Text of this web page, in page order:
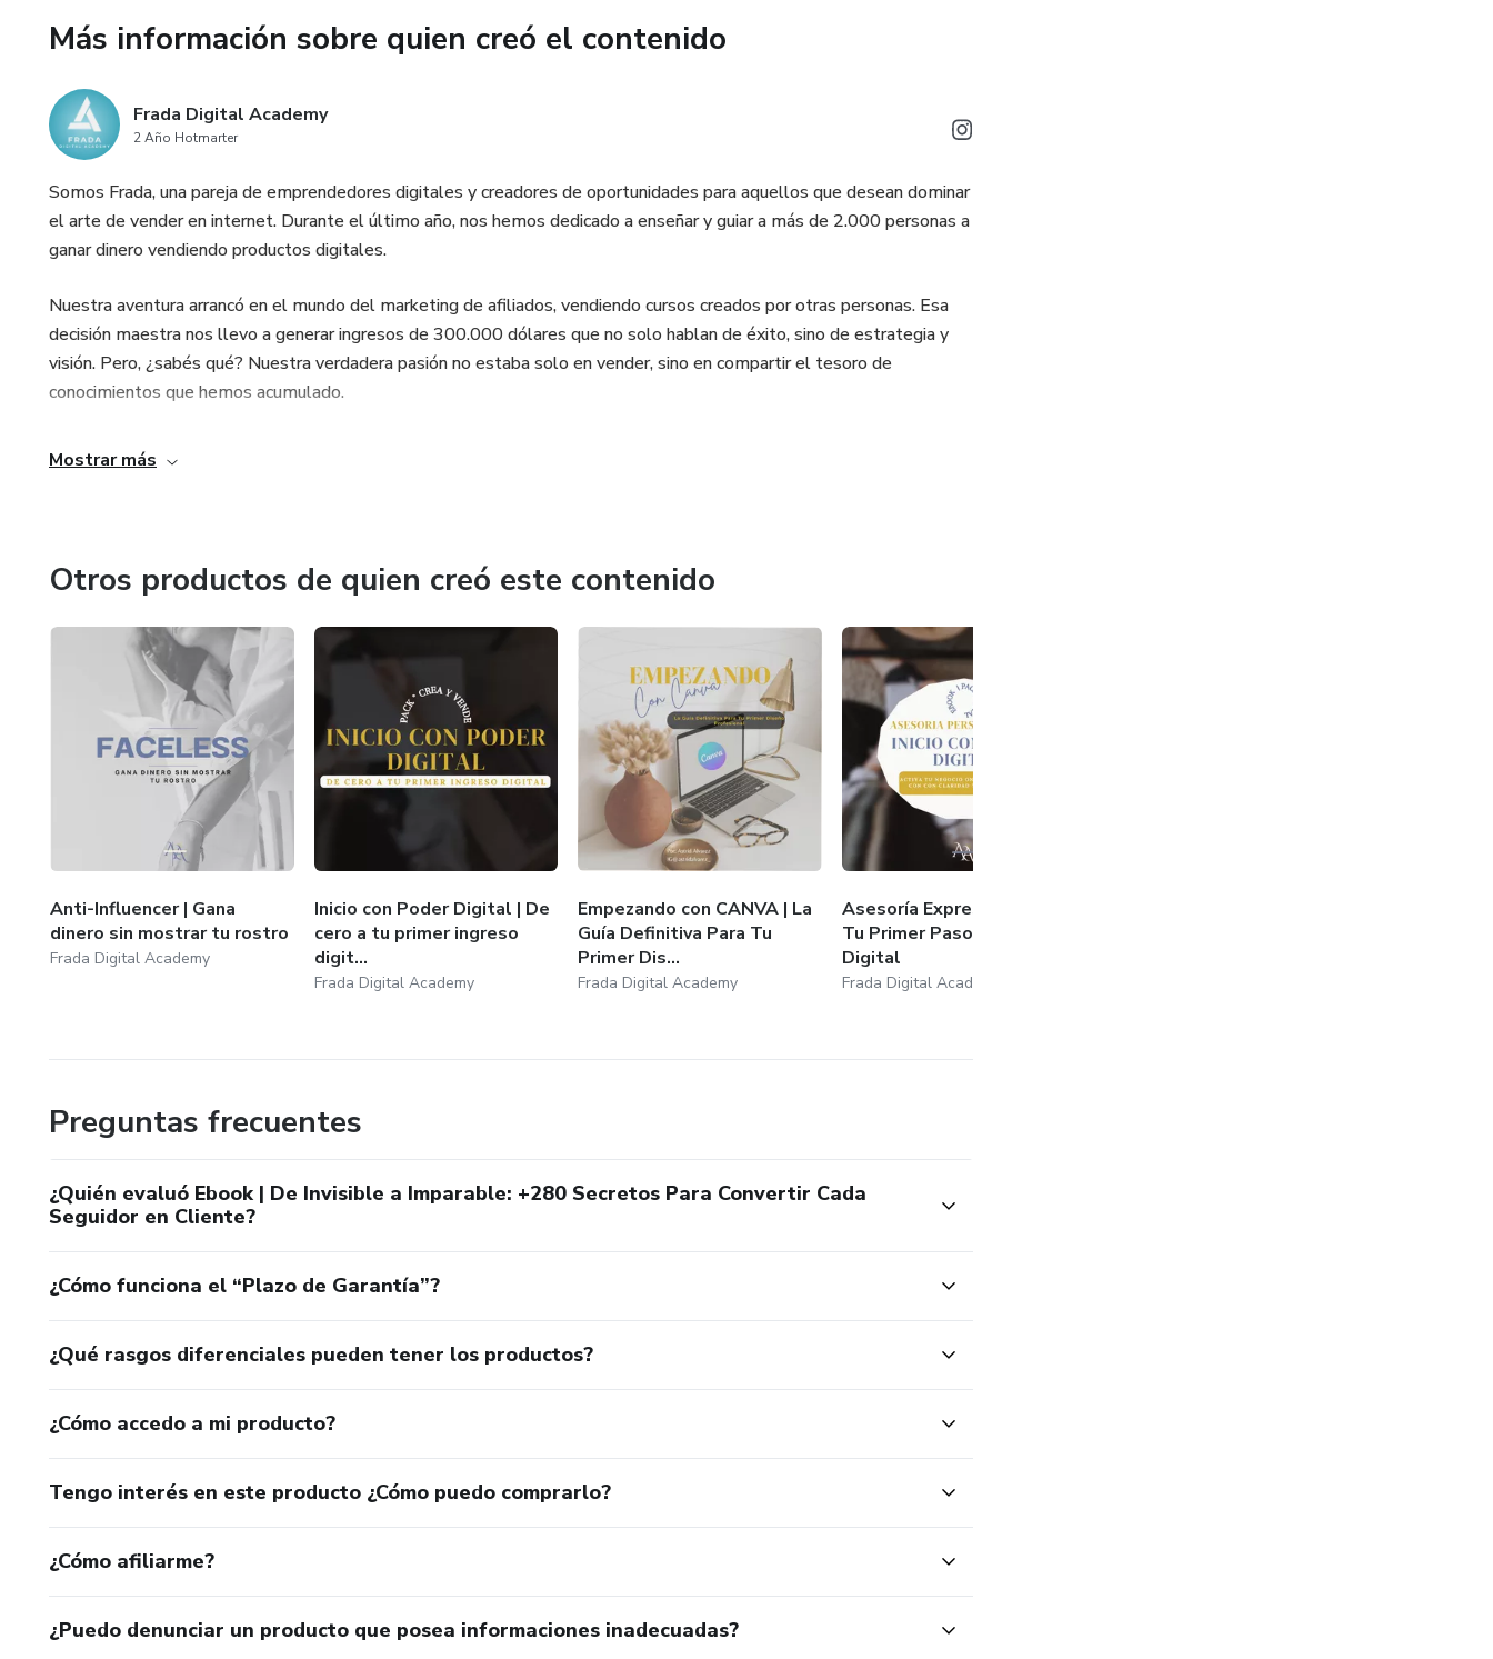
✅ Métodos para planificar y automatizar tus publicaciones.
🔹 Creadores de contenido en busca de ideas frescas y efectivas.
💡 Deja de improvisar y empieza a publicar con intención.
📢 ¡Oferta Especial! 📢
✨ Aprovecha esta oportunidad y lleva tu estrategia digital al siguiente nivel. 🚀
Más información sobre quien creó el contenido
Frada Digital Academy
2 Año Hotmarter
Somos Frada, una pareja de emprendedores digitales y creadores de oportunidades para aquellos que desean dominar
el arte de vender en internet. Durante el último año, nos hemos dedicado a enseñar y guiar a más de 2.000 personas a
ganar dinero vendiendo productos digitales.
Nuestra aventura arrancó en el mundo del marketing de afiliados, vendiendo cursos creados por otras personas. Esa
decisión maestra nos llevo a generar ingresos de 300.000 dólares que no solo hablan de éxito, sino de estrategia y
visión. Pero, ¿sabés qué? Nuestra verdadera pasión no estaba solo en vender, sino en compartir el tesoro de
conocimientos que hemos acumulado.
Mostrar más
Otros productos de quien creó este contenido
Anti-Influencer | Gana
dinero sin mostrar tu rostro
Frada Digital Academy
Inicio con Poder Digital | De
cero a tu primer ingreso
digit...
Frada Digital Academy
Empezando con CANVA | La
Guía Definitiva Para Tu
Primer Dis...
Frada Digital Academy
Asesoría Express 1 a 1 —
Tu Primer Paso al Negocio
Digital
Frada Digital Academy
Preguntas frecuentes
¿Quién evaluó Ebook | De Invisible a Imparable: +280 Secretos Para Convertir Cada
Seguidor en Cliente?
¿Cómo funciona el “Plazo de Garantía”?
¿Qué rasgos diferenciales pueden tener los productos?
¿Cómo accedo a mi producto?
Tengo interés en este producto ¿Cómo puedo comprarlo?
¿Cómo afiliarme?
¿Puedo denunciar un producto que posea informaciones inadecuadas?